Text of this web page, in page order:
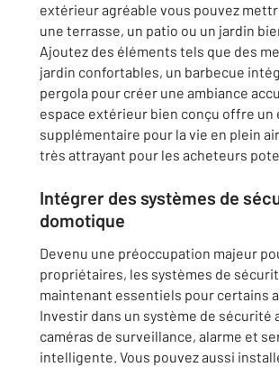
extérieur agréable vous pouvez
une terrasse, un patio ou un jardin
Ajoutez des éléments tels que des
jardin confortables, un barbecue
pergola pour créer une ambiance
espace extérieur bien conçu offre un
supplémentaire pour la vie en plein
très attrayant pour les acheteurs
Intégrer des systèmes de
domotique
Devenu une préoccupation majeur
propriétaires, les systèmes de
maintenant essentiels pour certains
Investir dans un système de sécurité
caméras de surveillance, alarme et
intelligente. Vous pouvez aussi